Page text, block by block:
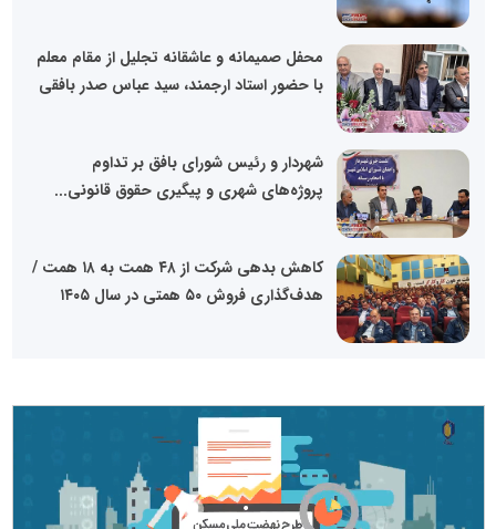
محفل صمیمانه و عاشقانه تجلیل از مقام معلم
با حضور استاد ارجمند، سید عباس صدر بافقی
شهردار و رئیس شورای بافق بر تداوم
پروژه‌های شهری و پیگیری حقوق قانونی...
کاهش بدهی شرکت از ۴۸ همت به ۱۸ همت /
هدف‌گذاری فروش ۵۰ همتی در سال ۱۴۰۵